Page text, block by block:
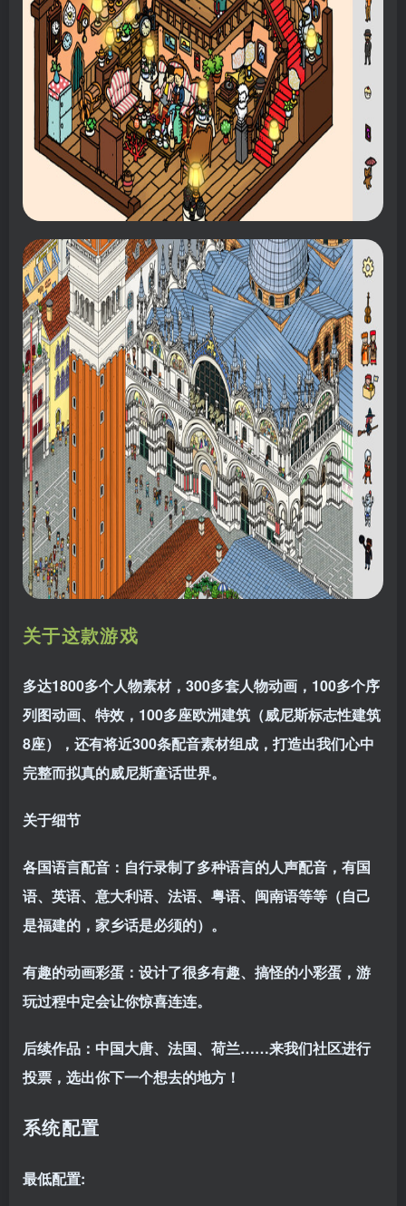
关于这款游戏
多达1800多个人物素材，300多套人物动画，100多个序
列图动画、特效，100多座欧洲建筑（威尼斯标志性建筑
8座），还有将近300条配音素材组成，打造出我们心中
完整而拟真的威尼斯童话世界。
关于细节
各国语言配音：自行录制了多种语言的人声配音，有国
语、英语、意大利语、法语、粤语、闽南语等等（自己
是福建的，家乡话是必须的）。
有趣的动画彩蛋：设计了很多有趣、搞怪的小彩蛋，游
玩过程中定会让你惊喜连连。
后续作品：中国大唐、法国、荷兰……来我们社区进行
投票，选出你下一个想去的地方！
系统配置
最低配置: